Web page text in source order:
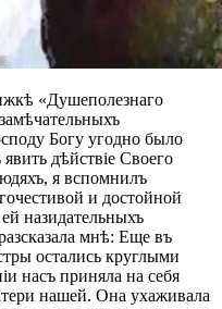
«Душеполезнаго
Богу угодно было
дѣйствіе Своего
я вспомнилъ
и достойной
назидательныхъ
мнѣ: Еще въ
остались круглыми
насъ приняла на себя
нашей. Она ухаживала